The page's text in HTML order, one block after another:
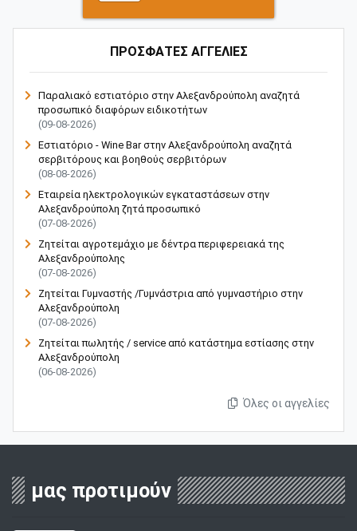
ΠΡΟΣΦΑΤΕΣ ΑΓΓΕΛΙΕΣ
Παραλιακό εστιατόριο στην Αλεξανδρούπολη αναζητά
προσωπικό διαφόρων ειδικοτήτων
(09-08-2026)
Εστιατόριο - Wine Bar στην Αλεξανδρούπολη αναζητά
σερβιτόρους και βοηθούς σερβιτόρων
(08-08-2026)
Εταιρεία ηλεκτρολογικών εγκαταστάσεων στην
Αλεξανδρούπολη ζητά προσωπικό
(07-08-2026)
Ζητείται αγροτεμάχιο με δέντρα περιφερειακά της
Αλεξανδρούπολης
(07-08-2026)
Ζητείται Γυμναστής /Γυμνάστρια από γυμναστήριο στην
Αλεξανδρούπολη
(07-08-2026)
Ζητείται πωλητής / service από κατάστημα εστίασης στην
Αλεξανδρούπολη
(06-08-2026)
Όλες οι αγγελίες
μας προτιμούν